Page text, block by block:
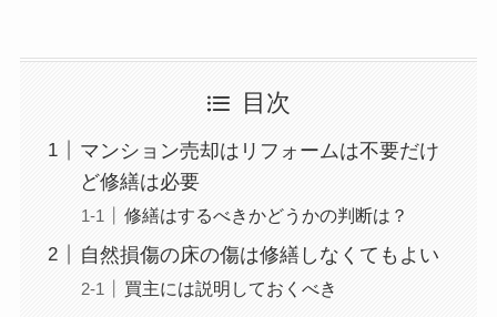
目次
マンション売却はリフォームは不要だけ
ど修繕は必要
修繕はするべきかどうかの判断は？
自然損傷の床の傷は修繕しなくてもよい
買主には説明しておくべき